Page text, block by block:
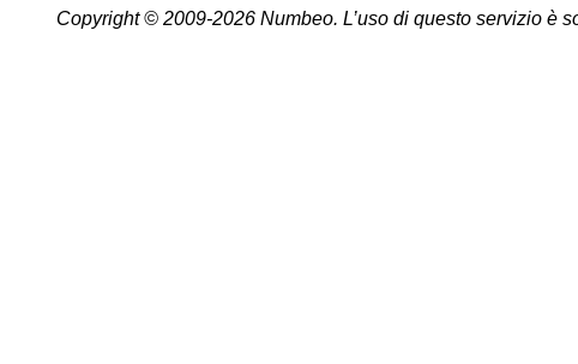
Copyright © 2009-2026 Numbeo. L’uso di questo servizio è